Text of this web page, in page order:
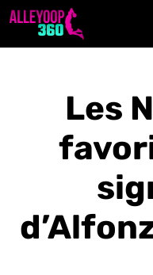
Aller
Les